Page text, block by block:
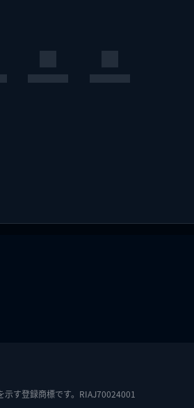
す登録商標です。RIAJ70024001